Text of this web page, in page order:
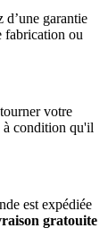
garantie
fabrication ou
votre
à condition qu'il
est expédiée
gratouite